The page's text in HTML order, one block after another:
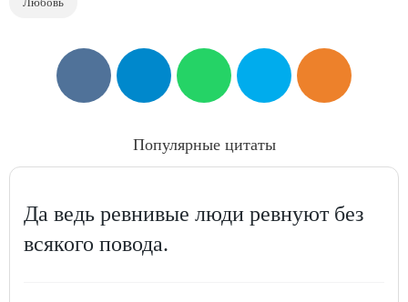
Популярные цитаты
Да ведь ревнивые люди ревнуют без
всякого повода.